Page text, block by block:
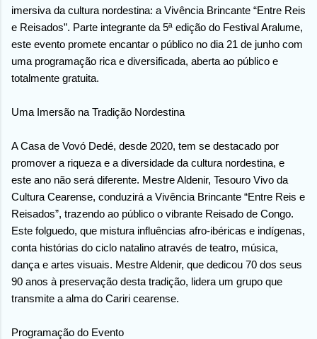
imersiva da cultura nordestina: a Vivência Brincante “Entre Reis
e Reisados”. Parte integrante da 5ª edição do Festival Aralume,
este evento promete encantar o público no dia 21 de junho com
uma programação rica e diversificada, aberta ao público e
totalmente gratuita.
Uma Imersão na Tradição Nordestina
A Casa de Vovó Dedé, desde 2020, tem se destacado por
promover a riqueza e a diversidade da cultura nordestina, e
este ano não será diferente. Mestre Aldenir, Tesouro Vivo da
Cultura Cearense, conduzirá a Vivência Brincante “Entre Reis e
Reisados”, trazendo ao público o vibrante Reisado de Congo.
Este folguedo, que mistura influências afro-ibéricas e indígenas,
conta histórias do ciclo natalino através de teatro, música,
dança e artes visuais. Mestre Aldenir, que dedicou 70 dos seus
90 anos à preservação desta tradição, lidera um grupo que
transmite a alma do Cariri cearense.
Programação do Evento